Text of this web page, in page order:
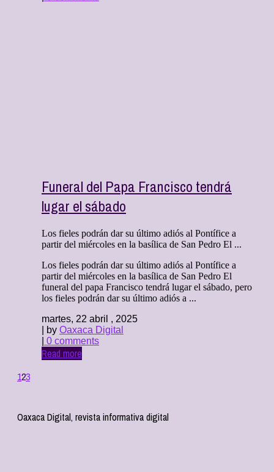
Funeral del Papa Francisco tendrá
lugar el sábado
Los fieles podrán dar su último adiós al Pontífice a
partir del miércoles en la basílica de San Pedro El ...
Los fieles podrán dar su último adiós al Pontífice a
partir del miércoles en la basílica de San Pedro El
funeral del papa Francisco tendrá lugar el sábado, pero
los fieles podrán dar su último adiós a ...
martes, 22 abril , 2025
| by Oaxaca Digital
0 comments
Read more
123
Oaxaca Digital, revista informativa digital